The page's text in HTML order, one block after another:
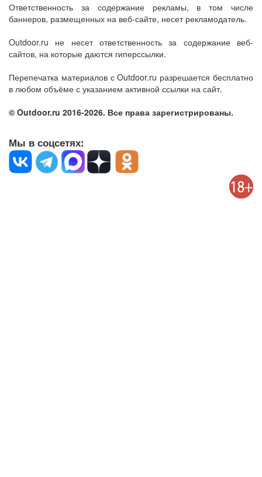
Ответственность за содержание рекламы, в том числе
баннеров, размещенных на веб-сайте, несет рекламодатель.
Outdoor.ru не несет ответственность за содержание веб-
сайтов, на которые даются гиперссылки.
Перепечатка материалов с Outdoor.ru разрешается бесплатно
в любом объёме с указанием активной ссылки на сайт.
© Outdoor.ru 2016-2026. Все права зарегистрированы.
Мы в соцсетях: